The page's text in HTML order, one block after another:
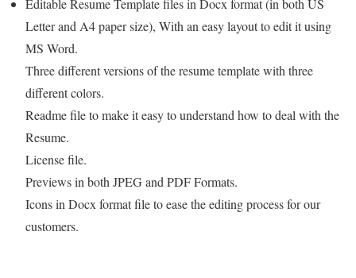
Editable Resume Template files in Docx format (in both US
Letter and A4 paper size), With an easy layout to edit it using
MS Word.
Three different versions of the resume template with three
different colors.
Readme file to make it easy to understand how to deal with the
Resume.
License file.
Previews in both JPEG and PDF Formats.
Icons in Docx format file to ease the editing process for our
customers.